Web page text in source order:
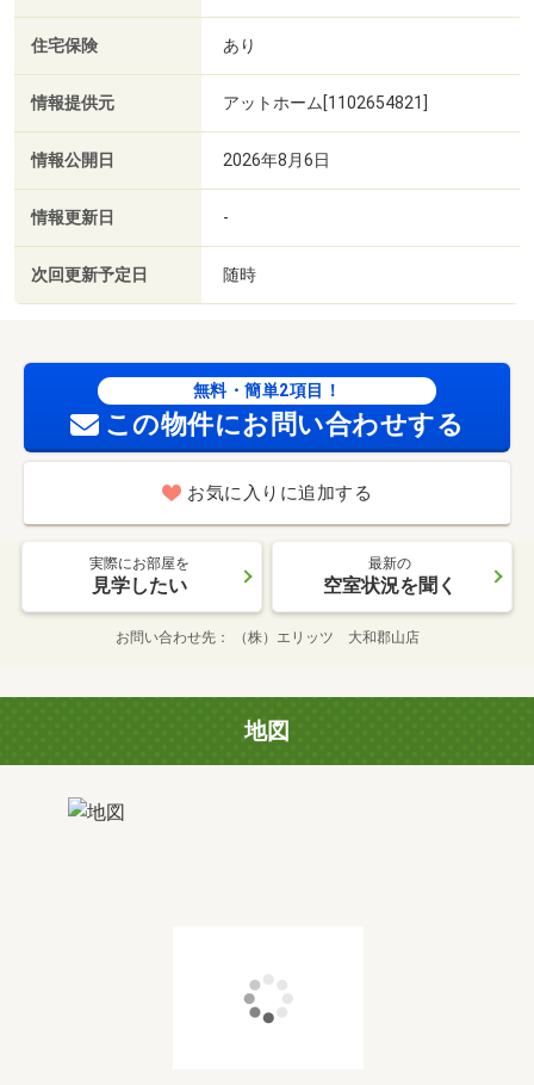
住宅保険 あり
情報提供元 アットホーム[1102654821]
情報公開日 2026年8月6日
情報更新日 -
次回更新予定日 随時
無料・簡単2項目！
この物件にお問い合わせする
お気に入りに追加する
実際にお部屋を
見学したい
最新の
空室状況を聞く
お問い合わせ先 （株）エリッツ 大和郡山店
地図